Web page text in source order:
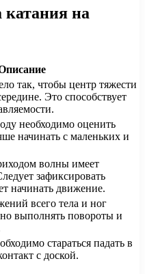
на
так, чтобы центр тяжести
Это способствует
необходимо оценить
начинать с маленьких и
волны имеет
зафиксировать
начинать движение.
всего тела и ног
выполнять повороты и
стараться падать в
с доской.